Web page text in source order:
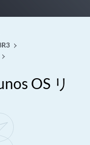
OS リ